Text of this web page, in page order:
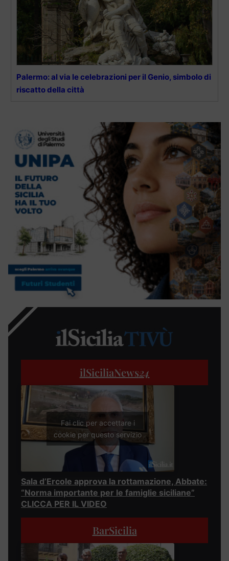
Palermo: al via le celebrazioni per il Genio, simbolo di
riscatto della città
ilSiciliaNews24
Fai clic per accettare i
cookie per questo servizio
Sala d’Ercole approva la rottamazione, Abbate:
“Norma importante per le famiglie siciliane”
CLICCA PER IL VIDEO
BarSicilia